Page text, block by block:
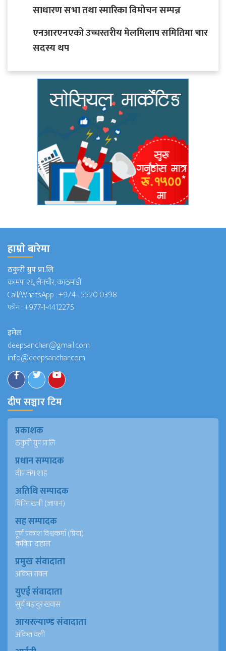
साधारण सभा तथा स्मारिका विमोचन सम्पन्न
एनआरएनएको उच्चस्तरीय मेलमिलाप समितिमा चार
सदस्य थप
हाम्राे बारेमा
ठकुरी ग्रुप प्रा.लि
कामपा २६, लैनचौर, काठमाडौं
Call/WhatsApp :+974 - 5520 0398
फोन :+977-1-4412275
इमेल
deepsanchar@gmail.com
info@deepsanchar.com
दीप सञ्चार टिम
प्रकाशक
ठकुरी ग्रुप प्रा.लि
प्रधान सम्पादक
दीप जंग शाह
अतिथि सम्पादक
विपिन खत्री (जापान)
सह सम्पादक
पूर्ण प्रकाश विश्वकर्मा (प्रिया)
कविता दाहाल
प्रमुख संवादाता
अंकित रावल
युएई संवादाता
सुर्य बहादुर खवास
आयरल्याण्ड संवादाता
अंकित वली